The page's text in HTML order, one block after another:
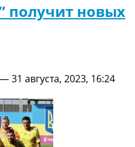
получит новых
—31 августа, 2023, 16:24